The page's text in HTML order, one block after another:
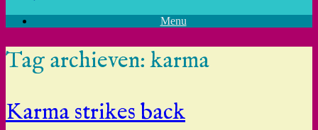
Menu
Tag archieven:karma
Karma strikes back